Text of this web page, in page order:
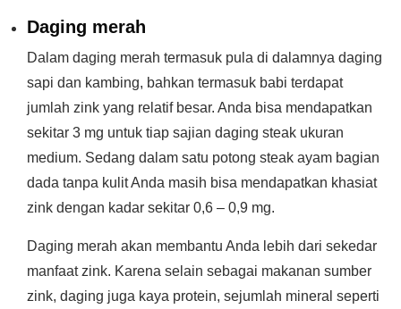
Daging merah
Dalam daging merah termasuk pula di dalamnya daging
sapi dan kambing, bahkan termasuk babi terdapat
jumlah zink yang relatif besar. Anda bisa mendapatkan
sekitar 3 mg untuk tiap sajian daging steak ukuran
medium. Sedang dalam satu potong steak ayam bagian
dada tanpa kulit Anda masih bisa mendapatkan khasiat
zink dengan kadar sekitar 0,6 – 0,9 mg.
Daging merah akan membantu Anda lebih dari sekedar
manfaat zink. Karena selain sebagai makanan sumber
zink, daging juga kaya protein, sejumlah mineral seperti